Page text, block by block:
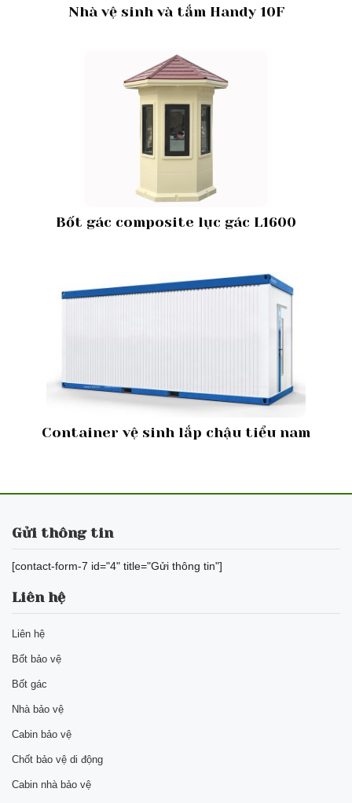
Nhà vệ sinh và tắm Handy 10F
Bốt gác composite lục gác L1600
Container vệ sinh lắp chậu tiểu nam
Gửi thông tin
[contact-form-7 id="4" title="Gửi thông tin"]
Liên hệ
Liên hệ
Bốt bảo vệ
Bốt gác
Nhà bảo vệ
Cabin bảo vệ
Chốt bảo vệ di động
Cabin nhà bảo vệ